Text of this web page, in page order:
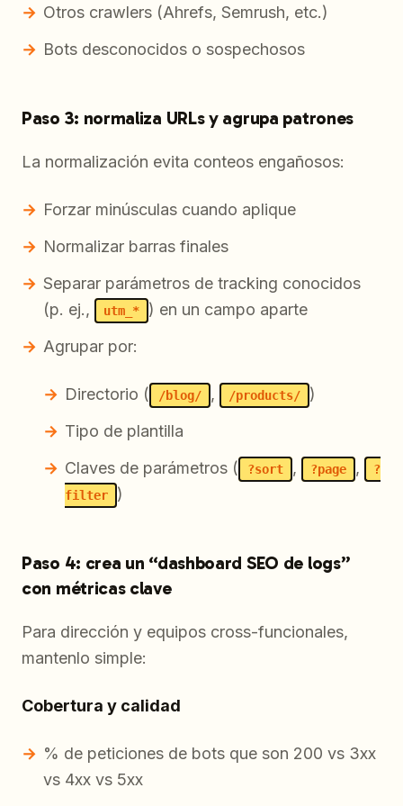
Otros crawlers (Ahrefs, Semrush, etc.)
Bots desconocidos o sospechosos
Paso 3: normaliza URLs y agrupa patrones
La normalización evita conteos engañosos:
Forzar minúsculas cuando aplique
Normalizar barras finales
Separar parámetros de tracking conocidos
(p. ej.,
utm_*
) en un campo aparte
Agrupar por:
Directorio ( /blog/ , /products/
)
Tipo de plantilla
Claves de parámetros (
?sort , ?page ,
?
filter
)
Paso 4: crea un “dashboard SEO de logs”
con métricas clave
Para dirección y equipos cross-funcionales,
mantenlo simple:
Cobertura y calidad
% de peticiones de bots que son 200 vs 3xx
vs 4xx vs 5xx